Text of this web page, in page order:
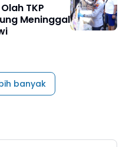
TKP
Meninggal
banyak